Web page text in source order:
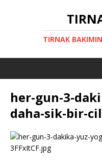
TIRNAK
her-gun-3-
daha-sik-bir-